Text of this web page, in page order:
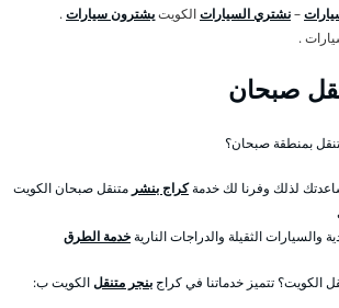
–نشتري السياراتالكويتيشترون سيارات.
.
صبحان
بمنطقة صبحان؟
لذلك وفرنا لك خدمةكراج بنشر متنقل صبحان الكويت
والسيارات الثقيلة والدراجات الناريةخدمة الطرق
الكويت؟ تتميز خدماتنا في كراج بنجر متنقلالكويت ب: